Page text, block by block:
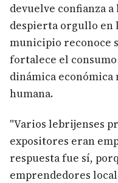
devuelve confianza
despierta orgullo en
municipio reconoce
fortalece el
dinámica económica
humana.
"Varios lebrijenses
expositores eran
respuesta fue sí,
emprendedores